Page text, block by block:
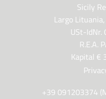
Sicily
Largo
USt-
R.E.A.
Kapital €
+39 091203374